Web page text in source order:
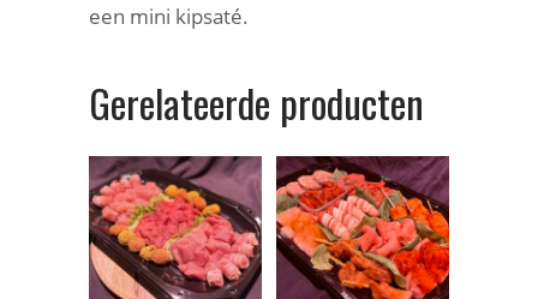
een mini kipsaté.
Gerelateerde producten